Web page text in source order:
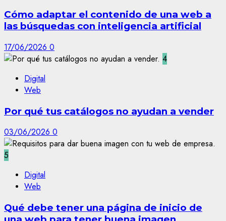
Cómo adaptar el contenido de una web a
las búsquedas con inteligencia artificial
17/06/2026 0
4
Digital
Web
Por qué tus catálogos no ayudan a vender
03/06/2026 0
5
Digital
Web
Qué debe tener una página de inicio de